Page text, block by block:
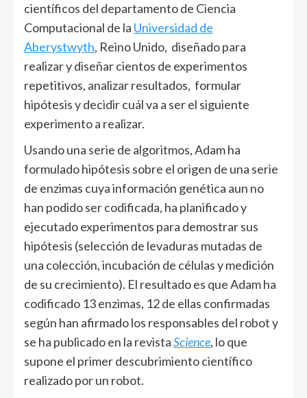
científicos del departamento de Ciencia
Computacional de la Universidad de
Aberystwyth, Reino Unido, diseñado para
realizar y diseñar cientos de experimentos
repetitivos, analizar resultados, formular
hipótesis y decidir cuál va a ser el siguiente
experimento a realizar.
Usando una serie de algoritmos, Adam ha
formulado hipótesis sobre el origen de una serie
de enzimas cuya información genética aun no
han podido ser codificada, ha planificado y
ejecutado experimentos para demostrar sus
hipótesis (selección de levaduras mutadas de
una colección, incubación de células y medición
de su crecimiento). El resultado es que Adam ha
codificado 13 enzimas, 12 de ellas confirmadas
según han afirmado los responsables del robot y
se ha publicado en la revistaScience, lo que
supone el primer descubrimiento científico
realizado por un robot.